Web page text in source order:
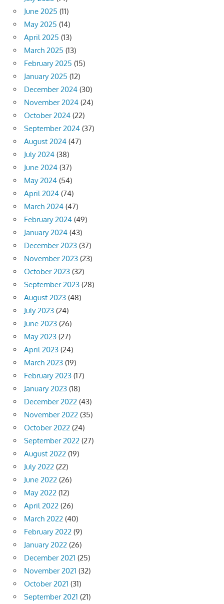
June 2025 (11)
May 2025 (14)
April 2025 (13)
March 2025 (13)
February 2025 (15)
January 2025 (12)
December 2024 (30)
November 2024 (24)
October 2024 (22)
September 2024 (37)
August 2024 (47)
July 2024 (38)
June 2024 (37)
May 2024 (54)
April 2024 (74)
March 2024 (47)
February 2024 (49)
January 2024 (43)
December 2023 (37)
November 2023 (23)
October 2023 (32)
September 2023 (28)
August 2023 (48)
July 2023 (24)
June 2023 (26)
May 2023 (27)
April 2023 (24)
March 2023 (19)
February 2023 (17)
January 2023 (18)
December 2022 (43)
November 2022 (35)
October 2022 (24)
September 2022 (27)
August 2022 (19)
July 2022 (22)
June 2022 (26)
May 2022 (12)
April 2022 (26)
March 2022 (40)
February 2022 (9)
January 2022 (26)
December 2021 (25)
November 2021 (32)
October 2021 (31)
September 2021 (21)